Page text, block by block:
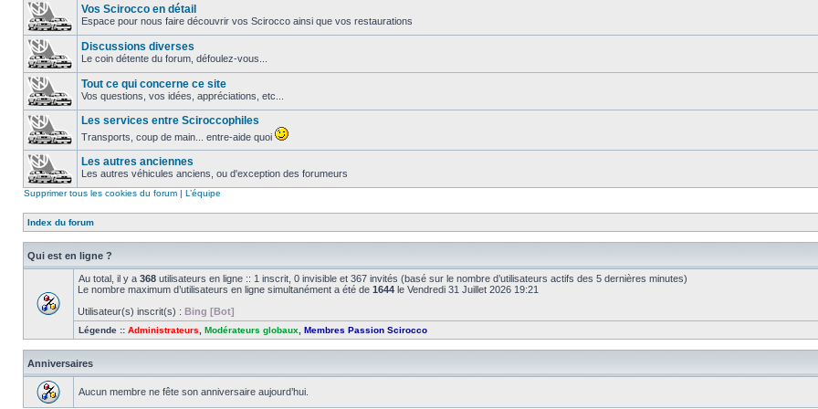
Vos Scirocco en détail
Espace pour nous faire découvrir vos Scirocco ainsi que vos restaurations
Discussions diverses
Le coin détente du forum, défoulez-vous...
Tout ce qui concerne ce site
Vos questions, vos idées, appréciations, etc...
Les services entre Sciroccophiles
Transports, coup de main... entre-aide quoi
Les autres anciennes
Les autres véhicules anciens, ou d'exception des forumeurs
Supprimer tous les cookies du forum | L’équipe
Index du forum
Qui est en ligne ?
Au total, il y a 368 utilisateurs en ligne :: 1 inscrit, 0 invisible et 367 invités (basé sur le nombre d’utilisateurs actifs des 5 dernières minutes)
Le nombre maximum d’utilisateurs en ligne simultanément a été de 1644 le Vendredi 31 Juillet 2026 19:21
Utilisateur(s) inscrit(s) : Bing [Bot]
Légende :: Administrateurs Modérateurs globaux Membres Passion Scirocco
Anniversaires
Aucun membre ne fête son anniversaire aujourd’hui.